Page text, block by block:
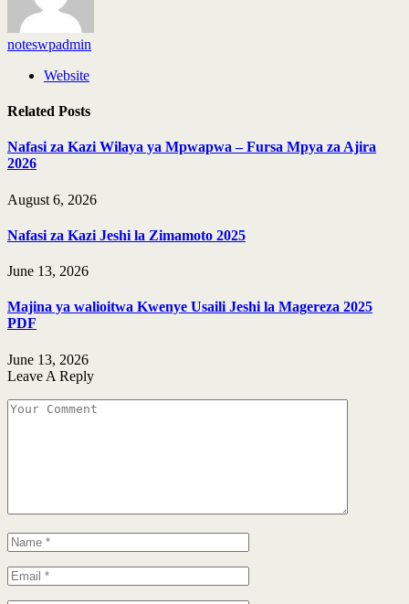
noteswpadmin
Website
Related Posts
Nafasi za Kazi Wilaya ya Mpwapwa – Fursa Mpya za Ajira
2026
August 6, 2026
Nafasi za Kazi Jeshi la Zimamoto 2025
June 13, 2026
Majina ya walioitwa Kwenye Usaili Jeshi la Magereza 2025
PDF
June 13, 2026
Leave A Reply